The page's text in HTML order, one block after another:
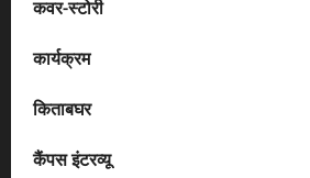
कवर-स्टोरी
कार्यक्रम
किताबघर
कैंपस इंटरव्यू